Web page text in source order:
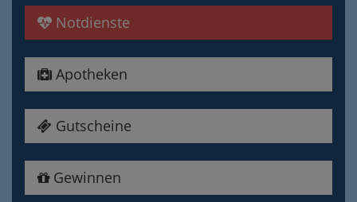
Notdienste
Apotheken
Gutscheine
Gewinnen